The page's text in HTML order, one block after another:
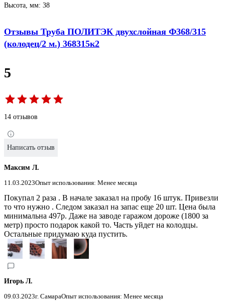
Высота, мм: 38
Отзывы Труба ПОЛИТЭК двухслойная Ф368/315
(колодец/2 м.) 368315к2
5
14 отзывов
Написать отзыв
Максим Л.
11.03.2023Опыт использования: Менее месяца
Покупал 2 раза . В начале заказал на пробу 16 штук. Привезли
то что нужно . Следом заказал на запас еще 20 шт. Цена была
минимальна 497р. Даже на заводе гаражом дороже (1800 за
метр) просто подарок какой то. Часть уйдет на колодцы.
Остальные придумаю куда пустить.
Игорь Л.
09.03.2023г. СамараОпыт использования: Менее месяца